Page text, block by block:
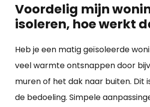
Voordelig mijn
isoleren, hoe werkt
Heb je een matig geïsoleerde
veel warmte ontsnappen door
muren of het dak naar buiten. Dit
de bedoeling. Simpele